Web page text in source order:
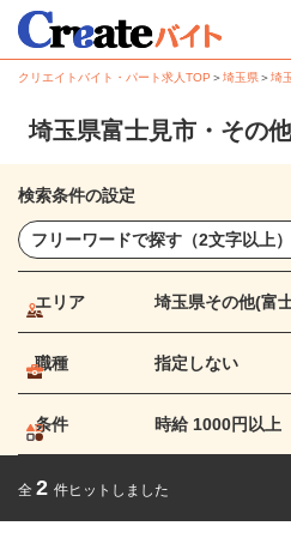
クリエイトバイト・パート求人TOP ＞埼玉県＞埼
埼玉県富士見市・その
検索条件の設定
エリア 埼玉県その他(富
職種 指定しない
条件 時給 1000円以上
全 2 件ヒットしました